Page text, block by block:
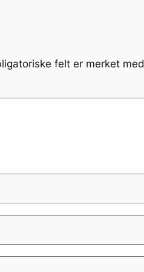
felt er merket med